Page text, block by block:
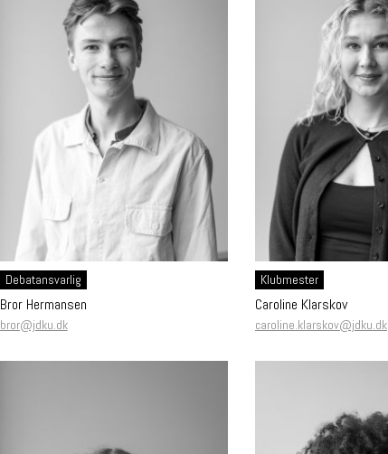
Debatansvarlig
Bror Hermansen
bror@jdku.dk
Klubmester
Caroline Klarskov
caroline.klarskov@jdku.dk